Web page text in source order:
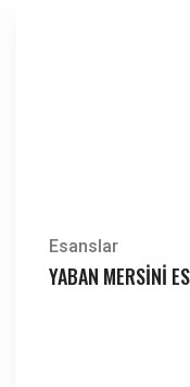
Esanslar
YABAN MERSİNİ